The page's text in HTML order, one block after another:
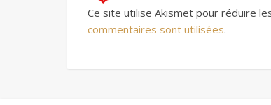
Ce site utilise Akismet pour réduire
commentaires sont utilisées.